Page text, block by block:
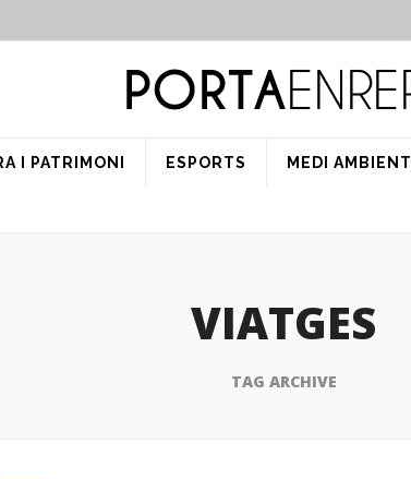
I PATRIMONI ESPORTS MEDI AMBIENT
VIATGES
TAG ARCHIVE